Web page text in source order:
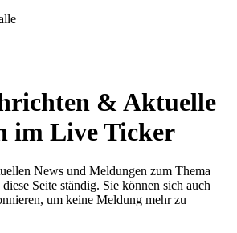
& Aktuelle
im Live Ticker
News und Meldungen zum Thema
Seite ständig. Sie können sich auch
um keine Meldung mehr zu